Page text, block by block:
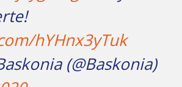
hYHnx3yTuk
(@Baskonia)